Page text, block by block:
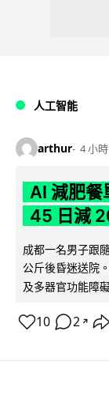
人工智能
arthur 4 小時
AI 減肥
45 日減
成都一名男子跟
公斤後昏迷送院
及多器官功能障
10 2 ↗